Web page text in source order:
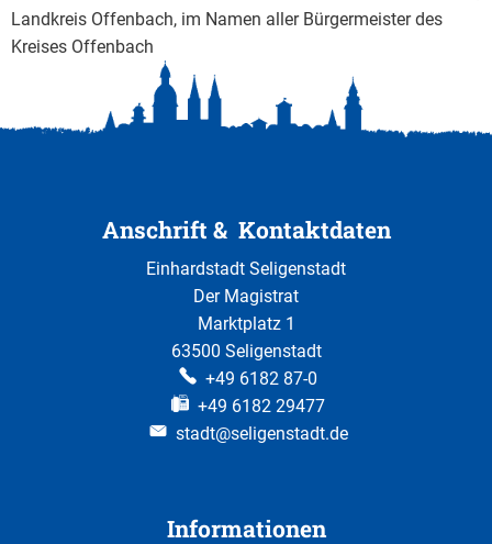
Landkreis Offenbach, im Namen aller Bürgermeister des
Kreises Offenbach
Anschrift & Kontaktdaten
Einhardstadt Seligenstadt
Der Magistrat
Marktplatz 1
63500 Seligenstadt
+49 6182 87-0
+49 6182 29477
stadt@seligenstadt.de
Informationen